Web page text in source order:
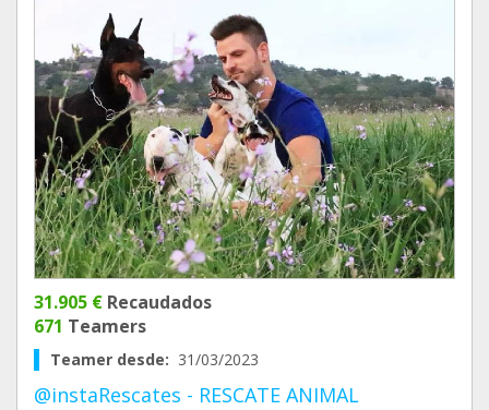
31.905 € Recaudados
671 Teamers
Teamer desde: 31/03/2023
@instaRescates - RESCATE ANIMAL